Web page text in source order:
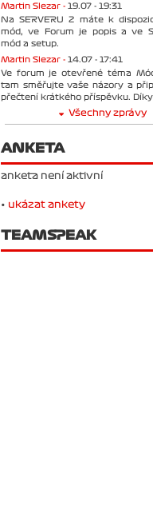
Martin Slezar - 19.07 - 19:31
Na SERVERU 2 máte k
mód, ve Forum je popis a ve
mód a setup.
Martin Slezar - 14.07 - 17:41
Ve forum je otevřené téma
tam směřujte vaše názory a
přečtení krátkého příspěvku. Díky
Všechny zprávy
ANKETA
anketa není aktivní
• ukázat ankety
TEAMSPEAK